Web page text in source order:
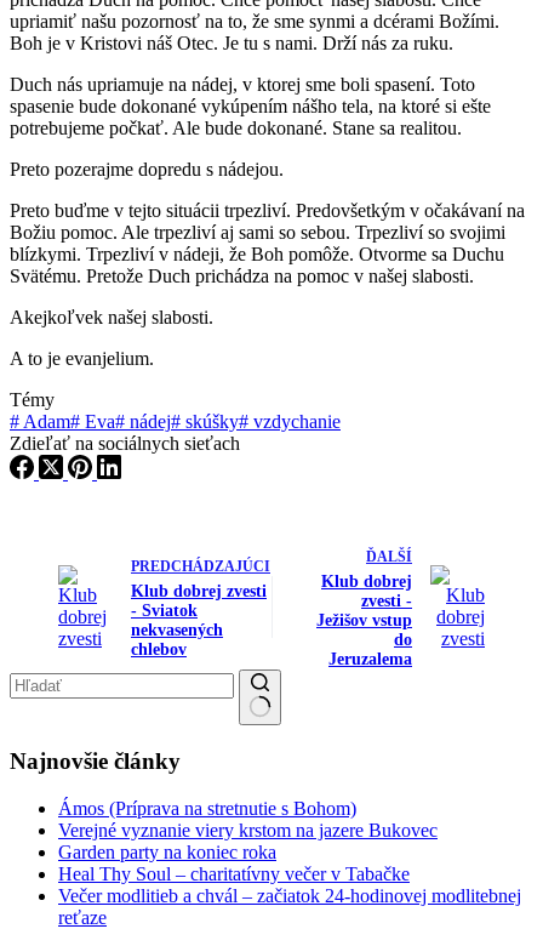
upriamiť našu pozornosť na to, že sme synmi a dcérami Božími.
Boh je v Kristovi náš Otec. Je tu s nami. Drží nás za ruku.
Duch nás upriamuje na nádej, v ktorej sme boli spasení. Toto
spasenie bude dokonané vykúpením nášho tela, na ktoré si ešte
potrebujeme počkať. Ale bude dokonané. Stane sa realitou.
Preto pozerajme dopredu s nádejou.
Preto buďme v tejto situácii trpezliví. Predovšetkým v očakávaní na
Božiu pomoc. Ale trpezliví aj sami so sebou. Trpezliví so svojimi
blízkymi. Trpezliví v nádeji, že Boh pomôže. Otvorme sa Duchu
Svätému. Pretože Duch prichádza na pomoc v našej slabosti.
Akejkoľvek našej slabosti.
A to je evanjelium.
Témy
# Adam# Eva# nádej# skúšky# vzdychanie
Zdieľať na sociálnych sieťach
PREDCHÁDZAJÚCI
Klub dobrej zvesti
- Sviatok
nekvasených
chlebov
ĎALŠÍ
Klub dobrej
zvesti -
Ježišov vstup
do
Jeruzalema
Najnovšie články
Ámos (Príprava na stretnutie s Bohom)
Verejné vyznanie viery krstom na jazere Bukovec
Garden party na koniec roka
Heal Thy Soul – charitatívny večer v Tabačke
Večer modlitieb a chvál – začiatok 24-hodinovej modlitebnej
reťaze